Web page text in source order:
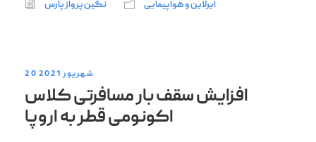
نگین پرواز پارس ایرلاین و هواپیمایی
20 شهریور 2021
افزایش سقف بار مسافرتی کلاس
اکونومی قطر به اروپا